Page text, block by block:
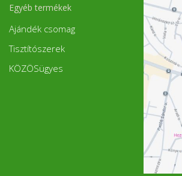
Egyéb termékek
Ajándék csomag
Tisztítószerek
KÖZÖSügyes